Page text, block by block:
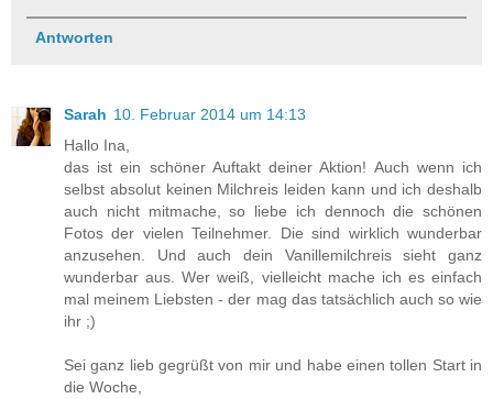
Antworten
Sarah 10. Februar 2014 um 14:13
Hallo Ina,
das ist ein schöner Auftakt deiner Aktion! Auch wenn ich
selbst absolut keinen Milchreis leiden kann und ich deshalb
auch nicht mitmache, so liebe ich dennoch die schönen
Fotos der vielen Teilnehmer. Die sind wirklich wunderbar
anzusehen. Und auch dein Vanillemilchreis sieht ganz
wunderbar aus. Wer weiß, vielleicht mache ich es einfach
mal meinem Liebsten - der mag das tatsächlich auch so wie
ihr ;)
Sei ganz lieb gegrüßt von mir und habe einen tollen Start in
die Woche,